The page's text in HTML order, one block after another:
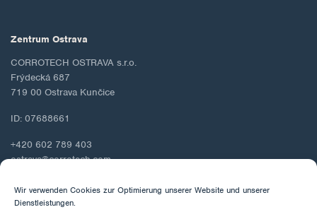
Wir verwenden Cookies zur Optimierung unserer Website und unserer
Dienstleistungen.
Zentrum Ostrava
CORROTECH OSTRAVA s.r.o.
Frýdecká 687
719 00 Ostrava Kunčice
ID: 07688661
+420 602 789 403
ostrava@corrotech.com